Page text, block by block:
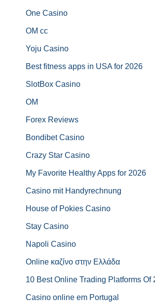
One Casino
OM cc
Yoju Casino
Best fitness apps in USA for 2026
SlotBox Casino
OM
Forex Reviews
Bondibet Casino
Crazy Star Casino
My Favorite Healthy Apps for 2026
Casino mit Handyrechnung
House of Pokies Casino
Stay Casino
Napoli Casino
Online καζίνο στην Ελλάδα
10 Best Online Trading Platforms Of
Casino online em Portugal